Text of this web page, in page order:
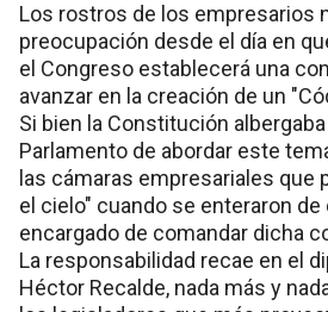
Los rostros de los empresarios
preocupación desde el día en
el Congreso establecerá una
avanzar en la creación de un
Si bien la Constitución
Parlamento de abordar este
las cámaras empresariales que
el cielo" cuando se enteraron de
encargado de comandar dicha
La responsabilidad recae en el
Héctor Recalde, nada más y